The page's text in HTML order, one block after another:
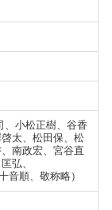
、小松正樹、谷香
太、松田保、松
南政宏、宮谷直
弘、
音順、敬称略）